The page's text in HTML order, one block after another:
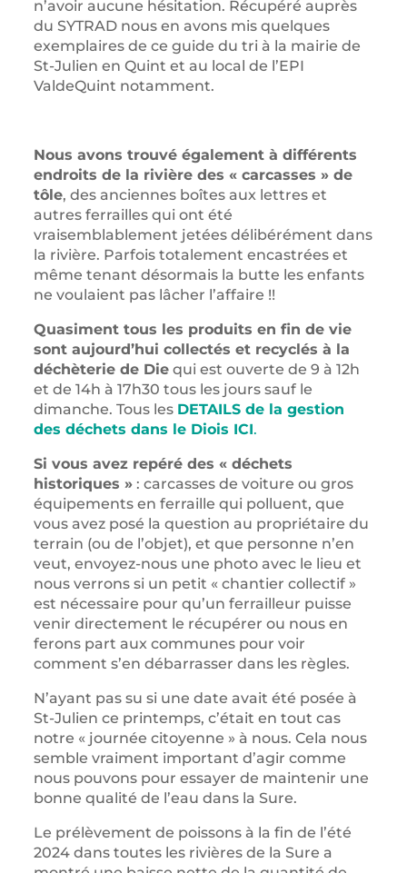
n’avoir aucune hésitation. Récupéré auprès
du SYTRAD nous en avons mis quelques
exemplaires de ce guide du tri à la mairie de
St-Julien en Quint et au local de l’EPI
ValdeQuint notamment.
Nous avons trouvé également à différents
endroits de la rivière des « carcasses » de
tôle, des anciennes boîtes aux lettres et
autres ferrailles qui ont été
vraisemblablement jetées délibérément dans
la rivière. Parfois totalement encastrées et
même tenant désormais la butte les enfants
ne voulaient pas lâcher l’affaire !!
Quasiment tous les produits en fin de vie
sont aujourd’hui collectés et recyclés à la
déchèterie de Diequi est ouverte de 9 à 12h
et de 14h à 17h30 tous les jours sauf le
dimanche. Tous les DETAILS de la gestion
des déchets dans le Diois ICI.
Si vous avez repéré des « déchets
historiques »: carcasses de voiture ou gros
équipements en ferraille qui polluent, que
vous avez posé la question au propriétaire du
terrain (ou de l’objet), et que personne n’en
veut, envoyez-nous une photo avec le lieu et
nous verrons si un petit « chantier collectif »
est nécessaire pour qu’un ferrailleur puisse
venir directement le récupérer ou nous en
ferons part aux communes pour voir
comment s’en débarrasser dans les règles.
N’ayant pas su si une date avait été posée à
St-Julien ce printemps, c’était en tout cas
notre « journée citoyenne » à nous. Cela nous
semble vraiment important d’agir comme
nous pouvons pour essayer de maintenir une
bonne qualité de l’eau dans la Sure.
Le prélèvement de poissons à la fin de l’été
2024 dans toutes les rivières de la Sure a